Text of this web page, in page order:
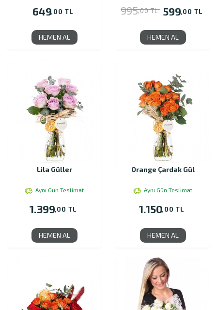
649,00 TL
HEMEN AL
995,00 TL 599,00 TL
HEMEN AL
Lila Güller
Aynı Gün Teslimat
1.399,00 TL
HEMEN AL
Orange Çardak Gül
Aynı Gün Teslimat
1.150,00 TL
HEMEN AL